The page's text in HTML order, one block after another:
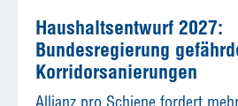
Haushaltsentwurf 2027:
Bundesregierung
Korridorsanierungen